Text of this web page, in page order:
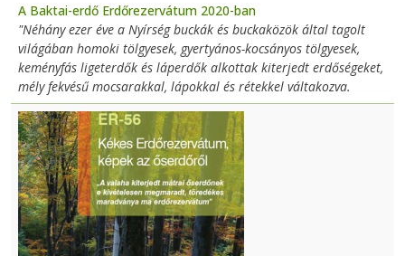
A Baktai-erdő Erdőrezervátum 2020-ban
"Néhány ezer éve a Nyírség buckák és buckaközök által tagolt
világában homoki tölgyesek, gyertyános-kocsányos tölgyesek,
keményfás ligeterdők és láperdők alkottak kiterjedt erdőségeket,
mély fekvésű mocsarakkal, lápokkal és rétekkel váltakozva.